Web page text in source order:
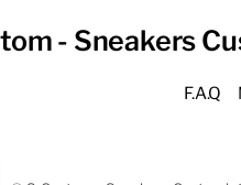
- Sneakers
F.A.Q